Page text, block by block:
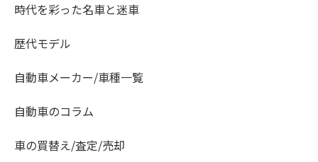
時代を彩った名車と迷車
歴代モデル
自動車メーカー/車種一覧
自動車のコラム
車の買替え/査定/売却